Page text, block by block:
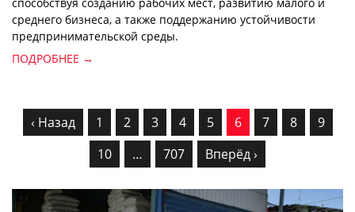
среднего бизнеса, а также поддержанию устойчивости
предпринимательской среды.
ПОДРОБНЕЕ →
‹ Назад 1 2 3 4 5 6 7 8
9
10
… 707 Вперёд ›